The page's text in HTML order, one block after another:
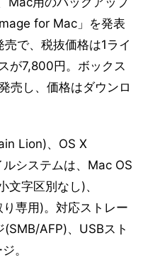
for Mac」を発表
で、税抜価格は1ライ
が7,800円。ボックス
売し、価格はダウンロ
Lion)、OS X
システムは、Mac OS
文字区別なし)、
専用)。対応ストレー
AFP)、USBスト
。